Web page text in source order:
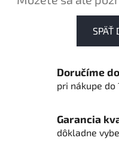
SPÄŤ
Doručíme
pri nákupe do
Garancia
dôkladne